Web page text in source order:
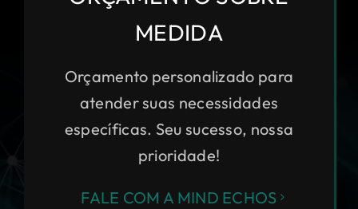
MEDIDA
Orçamento personalizado para
atender suas necessidades
específicas. Seu sucesso, nossa
prioridade!
FALE COM A MIND ECHOS